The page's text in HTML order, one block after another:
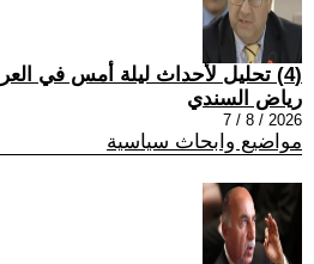
(4) تحليل لأحداث ليلة أمس في العراق
رياض السندي
2026 / 8 / 7
مواضيع وابحاث سياسية